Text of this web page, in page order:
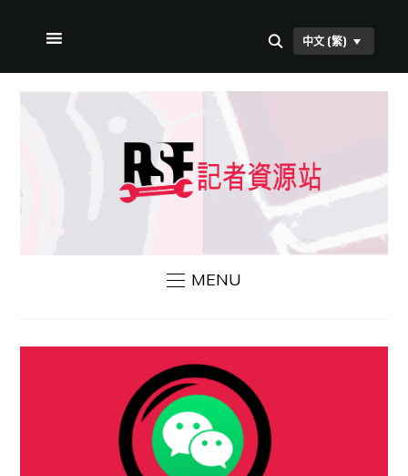
首頁
中文 (繁)
MENU